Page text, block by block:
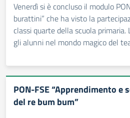
Venerdì si è concluso il modulo
burattini” che ha visto la
classi quarte della scuola primaria.
gli alunni nel mondo magico del
PON-FSE “Apprendimento e
del re bum bum”